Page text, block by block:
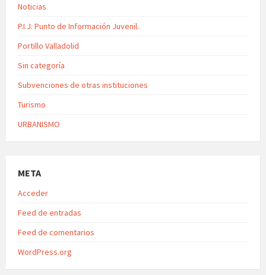
Noticias
P.I.J. Punto de Información Juvenil.
Portillo Valladolid
Sin categoría
Subvenciones de otras instituciones
Turismo
URBANISMO
META
Acceder
Feed de entradas
Feed de comentarios
WordPress.org